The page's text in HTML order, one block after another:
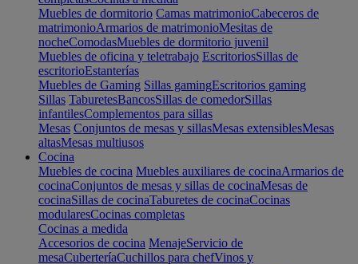
Muebles de dormitorio Camas matrimonioCabeceros de
matrimonioArmarios de matrimonioMesitas de
nocheComodasMuebles de dormitorio juvenil
Muebles de oficina y teletrabajo EscritoriosSillas de
escritorioEstanterías
Muebles de Gaming Sillas gamingEscritorios gaming
Sillas TaburetesBancosSillas de comedorSillas
infantilesComplementos para sillas
Mesas Conjuntos de mesas y sillasMesas extensiblesMesas
altasMesas multiusos
Cocina
Muebles de cocina Muebles auxiliares de cocinaArmarios de
cocinaConjuntos de mesas y sillas de cocinaMesas de
cocinaSillas de cocinaTaburetes de cocinaCocinas
modularesCocinas completas
Cocinas a medida
Accesorios de cocina MenajeServicio de
mesaCuberteríaCuchillos para chefVinos y